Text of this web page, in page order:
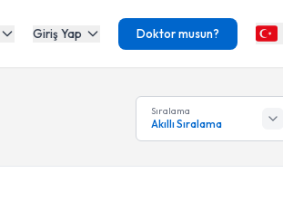
Giriş Yap Doktor musun?
Sıralama
Akıllı Sıralama